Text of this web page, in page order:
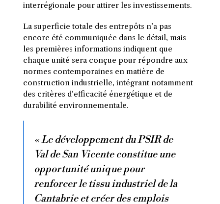
interrégionale pour attirer les investissements.
La superficie totale des entrepôts n’a pas
encore été communiquée dans le détail, mais
les premières informations indiquent que
chaque unité sera conçue pour répondre aux
normes contemporaines en matière de
construction industrielle, intégrant notamment
des critères d’efficacité énergétique et de
durabilité environnementale.
« Le développement du PSIR de
Val de San Vicente constitue une
opportunité unique pour
renforcer le tissu industriel de la
Cantabrie et créer des emplois